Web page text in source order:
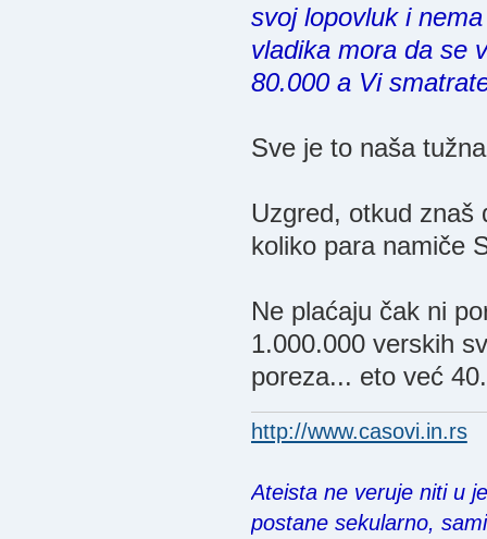
svoj lopovluk i
vladika mora da se
80.000 a Vi
Sve je to naša
Uzgred, otkud znaš
koliko para namiče
Ne plaćaju čak ni
1.000.000 verskih
poreza... eto već
http://www.casovi.in.rs
Ateista ne veruje niti u
postane sekularno,